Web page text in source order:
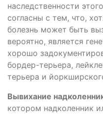
наследственности
согласны с тем, что,
болезнь может быть
вероятно, является
хорошо
бордер-терьера,
терьера и
Вывихание
котором надколенник